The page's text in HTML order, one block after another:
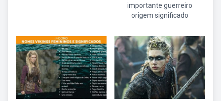
importante guerreiro
origem significado